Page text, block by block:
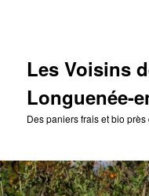
Les Voisins
Longuenée-
Des paniers frais et bio